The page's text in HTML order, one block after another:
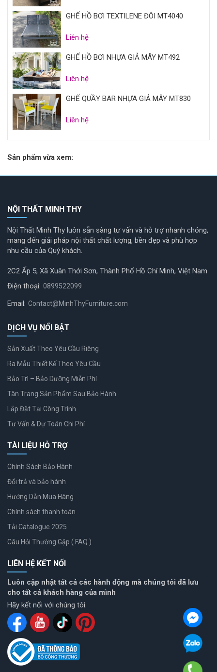
GHẾ HỒ BƠI TEXTILENE ĐÔI MT4040
Liên hệ
GHẾ HỒ BƠI NHỰA GIẢ MÂY MT492
Liên hệ
GHẾ QUẦY BAR NHỰA GIẢ MÂY MT830
Liên hệ
Sản phẩm vừa xem:
NỘI THẤT MINH THY
Nội Thất Minh Thy luôn sẵn sàng tư vấn và hỗ trợ nhanh chóng,
mang đến giải pháp nội thất chất lượng, bền đẹp và phù hợp
nhu cầu của Quý khách.
2C2 Ấp 5, Xã Xuân Thới Sơn, Thành Phố Hồ Chí Minh, Việt Nam
Điện thoại: 0899522099
Email: Contact@MinhThyFurniture.com
DỊCH VỤ NỔI BẬT
Sản Xuất Theo Yêu Cầu Riêng
Ra Mẫu Thiết Kế Theo Yêu Cầu
Bảo Trì – Bảo Dưỡng Miễn Phí
Tân Trang Sản Phẩm Sau Bảo Hành
Lắp Đặt Tại Công Trình
Tư Vấn & Dự Toán Chi Phí
TÀI LIỆU HỖ TRỢ
Chính Sách Bảo Hành
Đổi trả và bảo hành
Hướng Dẫn Mua Hàng
Chính sách thanh toán
Tải Catalogue 2025
Câu Hỏi Thường Gặp ( FAQ )
LIÊN HỆ KẾT NỐI
Luôn cập nhật tất cả các hành động mà chúng tôi đã lưu
cho tất cả khách hàng của mình
Hãy kết nối với chúng tôi.